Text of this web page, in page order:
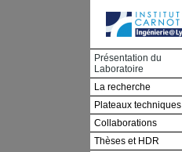
Présentation du
Laboratoire
La recherche
Plateaux techniques
Collaborations
Thèses et HDR